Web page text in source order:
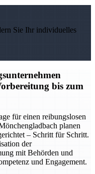
Sie Ihr individuelles
bis zum
für einen reibungslosen
planen
– Schritt für Schritt.
der
mit Behörden und
und Engagement.